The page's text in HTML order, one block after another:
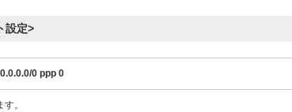
設定>
0 ppp 0
。